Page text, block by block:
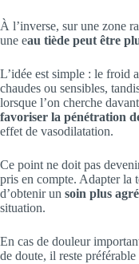
À l’inverse, sur une zone
une eau tiède peut être
L’idée est simple : le froid
chaudes ou sensibles,
lorsque l’on cherche
favoriser la pénétration
effet de vasodilatation.
Ce point ne doit pas
pris en compte. Adapter la
d’obtenir un soin plus
situation.
En cas de douleur
de doute, il reste